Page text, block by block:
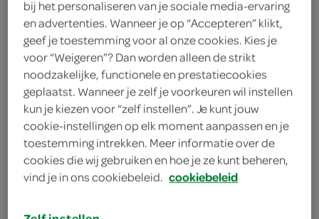
250 Milliliter
Let op: aanbiedingen zijn niet zichtbaar bij de
producten, maar worden wél automatisch
verwerkt in de winkelmand.
met de 24H MicroMoisture technologie voor
verzorging en hydratatie
bij het personaliseren van je sociale media-ervaring
en advertenties. Wanneer je op “Accepteren” klikt,
geef je toestemming voor al onze cookies. Kies je
voor “Weigeren”? Dan worden alleen de strikt
noodzakelijke, functionele en prestatiecookies
geplaatst. Wanneer je zelf je voorkeuren wil instellen
kun je kiezen voor “zelf instellen”. Je kunt jouw
cookie-instellingen op elk moment aanpassen en je
toestemming intrekken. Meer informatie over de
cookies die wij gebruiken en hoe je ze kunt beheren,
vind je in ons cookiebeleid. cookiebeleid